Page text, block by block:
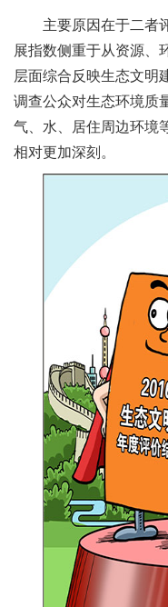
主要原因在于二者
展指数侧重于从资源、
层面综合反映生态文明
调查公众对生态环境质
气、水、居住周边环境
相对更加深刻。